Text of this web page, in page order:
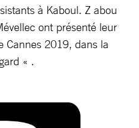
à Kaboul. Z abou
ont présenté leur
Cannes 2019, dans la
« .